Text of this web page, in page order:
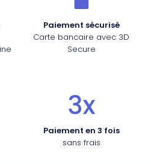
Paiement sécurisé
Carte bancaire avec 3D
Secure
Paiement en 3 fois
sans frais